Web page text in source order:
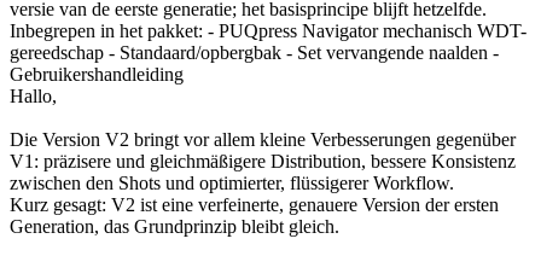
Distribution Tool (v2))
Vragen van klanten
• Klant uit4barista.de
04.05.2026
VertalenBekijk origineel
Hallo, wat houdt versie V2 precies in?
Hallo, was genau bringt die Version V2 mit sich ?